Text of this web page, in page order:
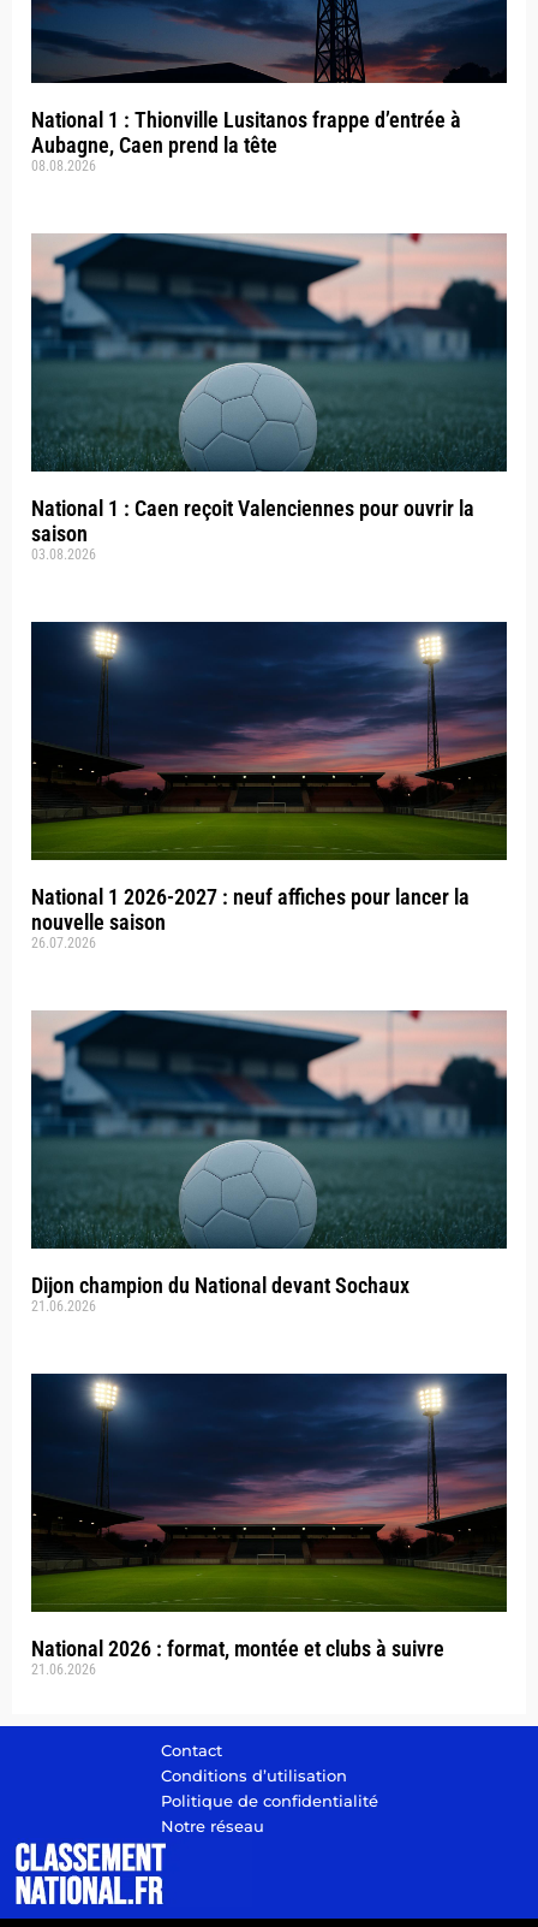
National 1 : Thionville Lusitanos frappe d’entrée à
Aubagne, Caen prend la tête
08.08.2026
National 1 : Caen reçoit Valenciennes pour ouvrir la
saison
03.08.2026
National 1 2026-2027 : neuf affiches pour lancer la
nouvelle saison
26.07.2026
Dijon champion du National devant Sochaux
21.06.2026
National 2026 : format, montée et clubs à suivre
21.06.2026
Contact
Conditions d’utilisation
Politique de confidentialité
Notre réseau